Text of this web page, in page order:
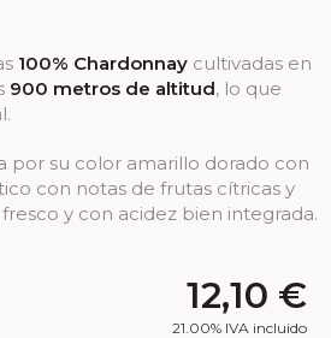
100% Chardonnay cultivadas en
900 metros de altitud, lo que
por su color amarillo dorado con
con notas de frutas cítricas y
y con acidez bien integrada.
12,10 €
21.00% IVA incluido